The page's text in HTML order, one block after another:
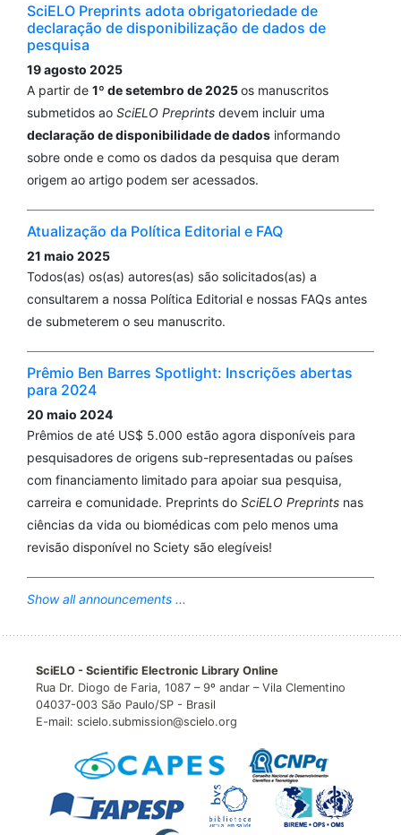
SciELO Preprints adota obrigatoriedade de
declaração de disponibilização de dados de
pesquisa
19 agosto 2025
A partir de 1º de setembro de 2025os manuscritos
submetidos ao SciELO Preprints devem incluir uma
declaração de disponibilidade de dados informando
sobre onde e como os dados da pesquisa que deram
origem ao artigo podem ser acessados.
Atualização da Política Editorial e FAQ
21 maio 2025
Todos(as) os(as) autores(as) são solicitados(as) a
consultarem a nossa Política Editorial e nossas FAQs antes
de submeterem o seu manuscrito.
Prêmio Ben Barres Spotlight: Inscrições abertas
para 2024
20 maio 2024
Prêmios de até US$ 5.000 estão agora disponíveis para
pesquisadores de origens sub-representadas ou países
com financiamento limitado para apoiar sua pesquisa,
carreira e comunidade. Preprints do SciELO Preprints nas
ciências da vida ou biomédicas com pelo menos uma
revisão disponível no Sciety são elegíveis!
Show all announcements ...
SciELO - Scientific Electronic Library Online
Rua Dr. Diogo de Faria, 1087 – 9º andar – Vila Clementino
04037-003 São Paulo/SP - Brasil
E-mail: scielo.submission@scielo.org